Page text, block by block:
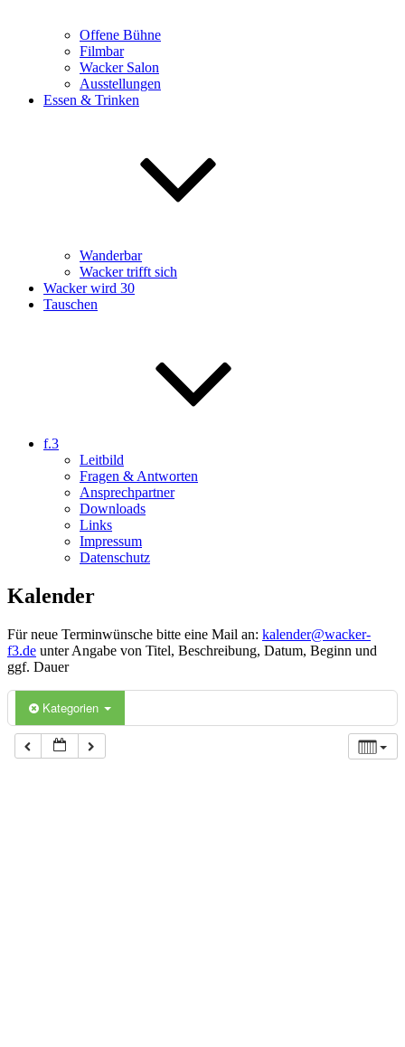
Offene Bühne
Filmbar
Wacker Salon
Ausstellungen
Essen & Trinken
Wanderbar
Wacker trifft sich
Wacker wird 30
Tauschen
f.3
Leitbild
Fragen & Antworten
Ansprechpartner
Downloads
Links
Impressum
Datenschutz
Kalender
Für neue Terminwünsche bitte eine Mail an: kalender@wacker-
f3.de unter Angabe von Titel, Beschreibung, Datum, Beginn und
ggf. Dauer
Kategorien